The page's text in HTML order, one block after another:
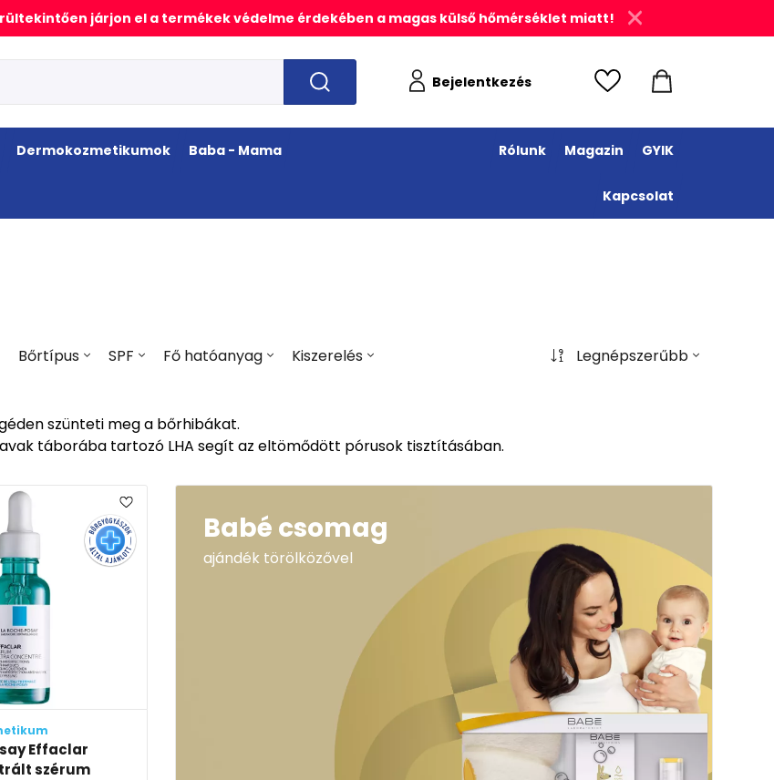
járjon el a termékek védelme érdekében a magas külső hőmérséklet miatt!
Bejelentkezés
Dermokozmetikumok Baba - Mama Rólunk Magazin GYIK
Kapcsolat
Bőrtípus SPF Fő hatóanyag Kiszerelés Legnépszerűbb
szünteti meg a bőrhibákat.
táborába tartozó LHA segít az eltömődött pórusok tisztításában.
Effaclar
szérum
Babé csomag
ajándék törölközővel